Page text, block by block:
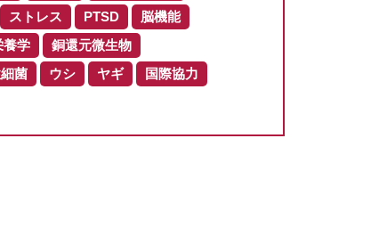
ストレス PTSD
脳機能
養学
銅還元微生物
菌 ウシ ヤギ
国際協力